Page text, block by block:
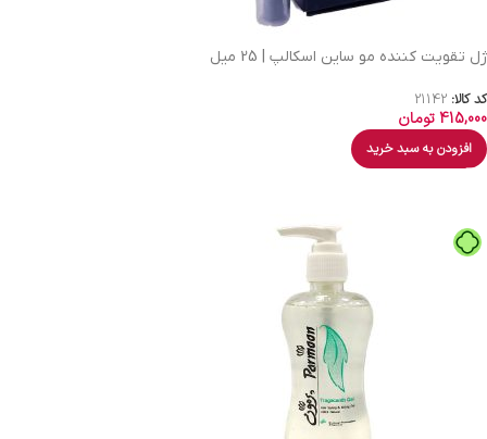
ژل تقویت کننده مو ساین اسکالپ | 25 میل
کد کالا: 21142
415,000تومان
افزودن به سبد خرید